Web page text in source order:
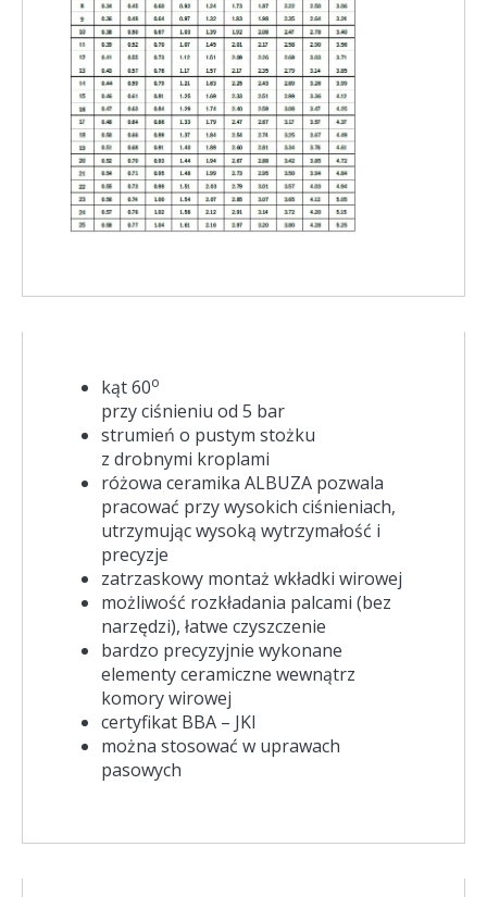
kąt 60o
przy ciśnieniu od 5 bar
strumień o pustym stożku
z drobnymi kroplami
różowa ceramika ALBUZA pozwala
pracować przy wysokich ciśnieniach,
utrzymując wysoką wytrzymałość i
precyzje
zatrzaskowy montaż wkładki wirowej
możliwość rozkładania palcami (bez
narzędzi), łatwe czyszczenie
bardzo precyzyjnie wykonane
elementy ceramiczne wewnątrz
komory wirowej
certyfikat BBA – JKI
można stosować w uprawach
pasowych